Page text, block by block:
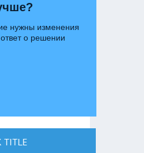
нужны изменения
о решении
TITLE